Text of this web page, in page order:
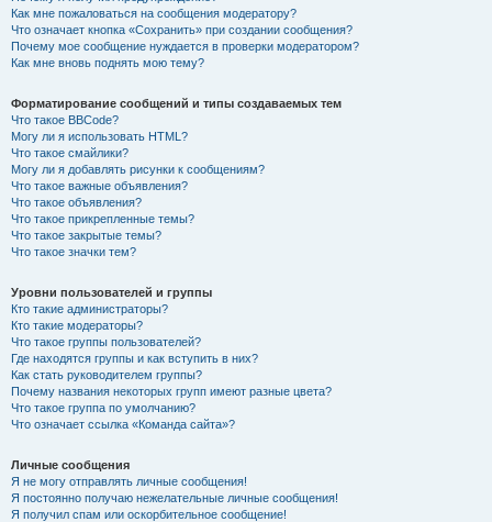
Как мне пожаловаться на сообщения модератору?
Что означает кнопка «Сохранить» при создании сообщения?
Почему мое сообщение нуждается в проверки модератором?
Как мне вновь поднять мою тему?
Форматирование сообщений и типы создаваемых тем
Что такое BBCode?
Могу ли я использовать HTML?
Что такое смайлики?
Могу ли я добавлять рисунки к сообщениям?
Что такое важные объявления?
Что такое объявления?
Что такое прикрепленные темы?
Что такое закрытые темы?
Что такое значки тем?
Уровни пользователей и группы
Кто такие администраторы?
Кто такие модераторы?
Что такое группы пользователей?
Где находятся группы и как вступить в них?
Как стать руководителем группы?
Почему названия некоторых групп имеют разные цвета?
Что такое группа по умолчанию?
Что означает ссылка «Команда сайта»?
Личные сообщения
Я не могу отправлять личные сообщения!
Я постоянно получаю нежелательные личные сообщения!
Я получил спам или оскорбительное сообщение!